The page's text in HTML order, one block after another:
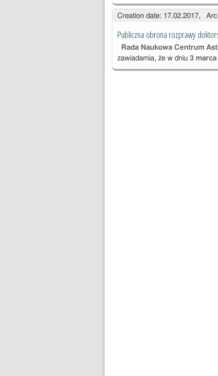
przetargu na
rezerwację,
dostawę
biletów
lotniczych
Creation date: 17.02.2017,
Publiczna obrona rozprawy
Rada Naukowa Centrum
zawiadamia, że w dniu 3